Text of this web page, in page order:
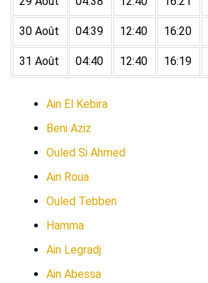
30 Août 04:39 12:40 16:20
31 Août 04:40 12:40 16:19
Ain El Kebira
Beni Aziz
Ouled Si Ahmed
Ain Roua
Ouled Tebben
Hamma
Ain Legradj
Ain Abessa